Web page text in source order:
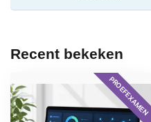
Recent bekeken
PROEFEXAMEN